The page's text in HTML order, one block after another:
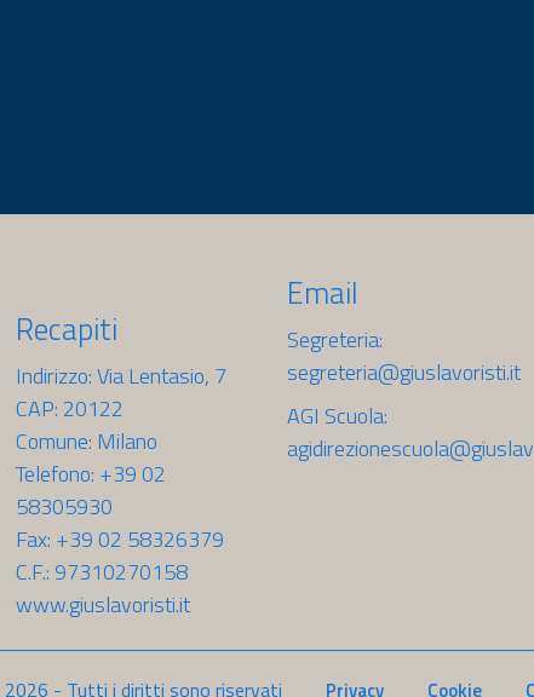
Recapiti
Indirizzo: Via Lentasio, 7
CAP: 20122
Comune: Milano
Telefono: +39 02
58305930
Fax: +39 02 58326379
C.F.: 97310270158
www.giuslavoristi.it
Email
Segreteria:
segreteria@giuslavoristi.it
AGI Scuola:
2026 - Tutti i diritti sono riservati Privacy Cookie